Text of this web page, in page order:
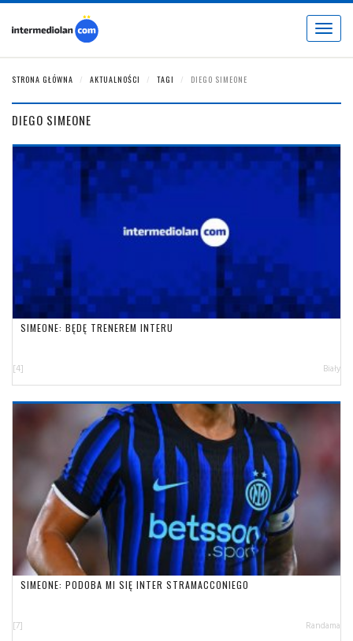
Toggle
STRONA GŁÓWNA AKTUALNOŚCI TAGI DIEGO SIMEONE
DIEGO SIMEONE
SIMEONE: BĘDĘ TRENEREM INTERU
[4] Biały
SIMEONE: PODOBA MI SIĘ INTER STRAMACCONIEGO
[7] Randama